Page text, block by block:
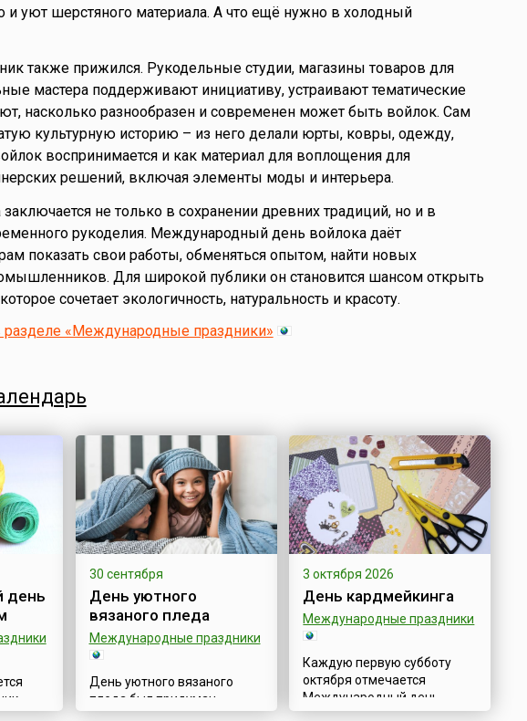
и уют шерстяного материала. А что ещё нужно в холодный
также прижился. Рукодельные студии, магазины товаров для
мастера поддерживают инициативу, устраивают тематические
насколько разнообразен и современен может быть войлок. Сам
культурную историю – из него делали юрты, ковры, одежду,
воспринимается и как материал для воплощения для
решений, включая элементы моды и интерьера.
не только в сохранении древних традиций, но и в
рукоделия. Международный день войлока даёт
показать свои работы, обменяться опытом, найти новых
Для широкой публики он становится шансом открыть
сочетает экологичность, натуральность и красоту.
разделе «Международные праздники»
день
–
30 сентября
День уютного
вязаного пледа
Международные праздники
День уютного вязаного
пледа был придуман
3 октября 2026
День кардмейкинга
Международные праздники
Каждую первую субботу
октября отмечается
Международный день
кардмейкинга (card – карта,